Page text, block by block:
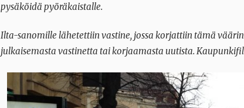
pysäköidä pyöräkaistalle.
Ilta-sanomille lähetettiin vastine, jossa korjattiin tämä
julkaisemasta vastinetta tai korjaamasta uutista.